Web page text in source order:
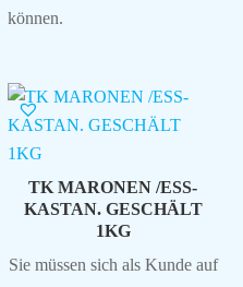
können.
TK MARONEN /ESS-
KASTAN. GESCHÄLT
1KG
Sie müssen sich als Kunde auf